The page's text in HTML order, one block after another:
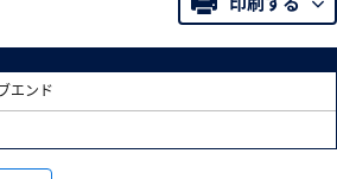
エンド
合わせください